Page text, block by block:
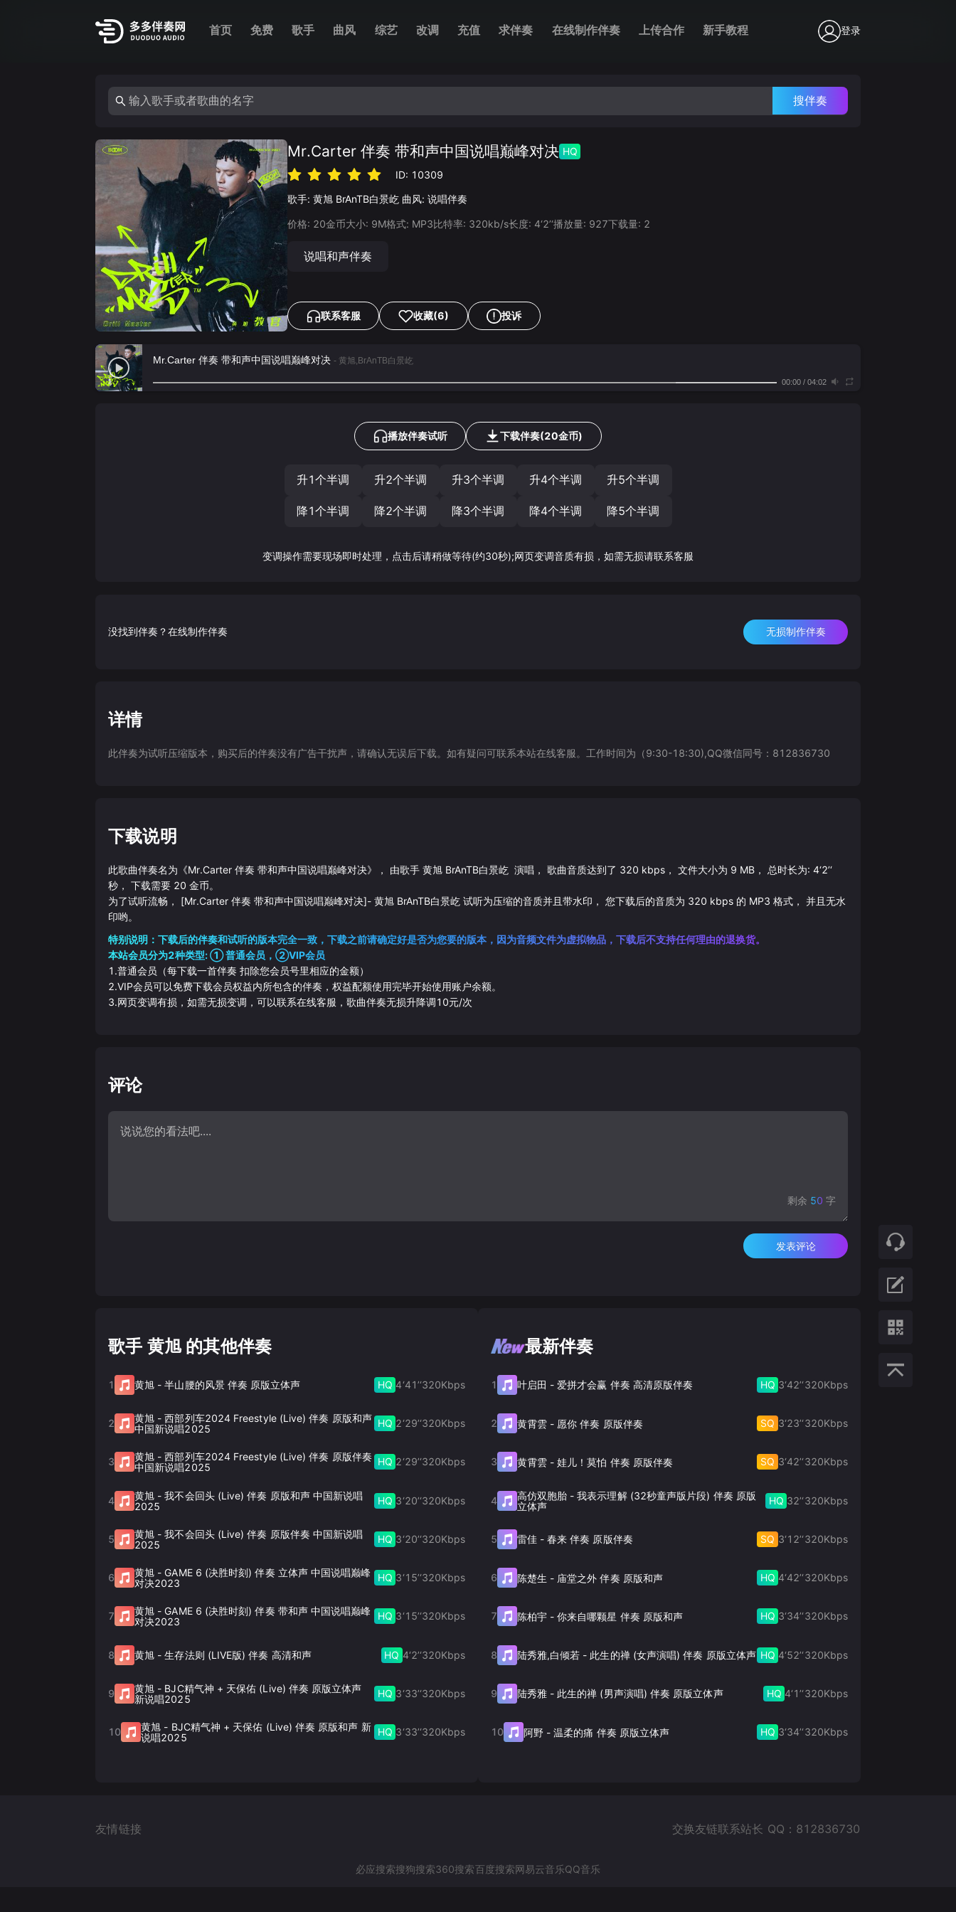
首页 免费 歌手 曲风 综艺 改调 充值 求伴奏 在线制作伴奏 上传合作 新手教程 登录
搜伴奏
Mr.Carter 伴奏 带和声中国说唱巅峰对决 HQ
ID: 10309
歌手: 黄旭 BrAnTB白景屹 曲风: 说唱伴奏
价格: 20金币大小: 9M格式: MP3比特率: 320kb/s长度: 4‘2’‘播放量: 927下载量: 2
说唱和声伴奏
联系客服 收藏(6) 投诉
Mr.Carter 伴奏 带和声中国说唱巅峰对决 - 黄旭,BrAnTB白景屹
00:00/ 04:02
播放伴奏试听 下载伴奏(20金币)
升1个半调 升2个半调 升3个半调 升4个半调 升5个半调
降1个半调 降2个半调 降3个半调 降4个半调 降5个半调
变调操作需要现场即时处理，点击后请稍做等待(约30秒);网页变调音质有损，如需无损请联系客服
没找到伴奏？在线制作伴奏 无损制作伴奏
详情
此伴奏为试听压缩版本，购买后的伴奏没有广告干扰声，请确认无误后下载。如有疑问可联系本站在线客服。工作时间为（9:30-18:30),QQ微信同号：812836730
下载说明
此歌曲伴奏名为《Mr.Carter 伴奏 带和声中国说唱巅峰对决》， 由歌手 黄旭 BrAnTB白景屹 演唱， 歌曲音质达到了 320 kbps， 文件大小为 9 MB， 总时长为: 4‘2’‘
秒， 下载需要 20 金币。
为了试听流畅， [Mr.Carter 伴奏 带和声中国说唱巅峰对决]- 黄旭 BrAnTB白景屹 试听为压缩的音质并且带水印， 您下载后的音质为 320 kbps 的 MP3 格式， 并且无水
印哟。
特别说明：下载后的伴奏和试听的版本完全一致，下载之前请确定好是否为您要的版本，因为音频文件为虚拟物品，下载后不支持任何理由的退换货。
本站会员分为2种类型: ① 普通会员，②VIP会员
1.普通会员（每下载一首伴奏 扣除您会员号里相应的金额）
2.VIP会员可以免费下载会员权益内所包含的伴奏，权益配额使用完毕开始使用账户余额。
3.网页变调有损，如需无损变调，可以联系在线客服，歌曲伴奏无损升降调10元/次
评论
剩余 50 字
发表评论
歌手 黄旭 的其他伴奏
1 黄旭 -半山腰的风景 伴奏 原版立体声 HQ 4‘41’‘320Kbps
2 黄旭 -西部列车2024 Freestyle (Live) 伴奏 原版和声
中国新说唱2025
HQ 2‘29’‘320Kbps
3 黄旭 -西部列车2024 Freestyle (Live) 伴奏 原版伴奏
中国新说唱2025
HQ 2‘29’‘320Kbps
4 黄旭 -我不会回头 (Live) 伴奏 原版和声 中国新说唱
2025
HQ 3‘20’‘320Kbps
5 黄旭 -我不会回头 (Live) 伴奏 原版伴奏 中国新说唱
2025
HQ 3‘20’‘320Kbps
6 黄旭 - GAME 6 (决胜时刻) 伴奏 立体声 中国说唱巅峰
对决2023
HQ 3‘15’‘320Kbps
7 黄旭 - GAME 6 (决胜时刻) 伴奏 带和声 中国说唱巅峰
对决2023
HQ 3‘15’‘320Kbps
8 黄旭 -生存法则 (LIVE版) 伴奏 高清和声 HQ 4‘2’‘320Kbps
9 黄旭 - BJC精气神 + 天保佑 (Live) 伴奏 原版立体声
新说唱2025
HQ 3‘33’‘320Kbps
10 黄旭 - BJC精气神 + 天保佑 (Live) 伴奏 原版和声 新
说唱2025
HQ 3‘33’‘320Kbps
最新伴奏
1 叶启田 -爱拼才会赢 伴奏 高清原版伴奏 HQ 3‘42’‘320Kbps
2 黄霄雲- 愿你 伴奏 原版伴奏 SQ 3‘23’‘320Kbps
3 黄霄雲-娃儿！莫怕 伴奏 原版伴奏 SQ 3‘42’‘320Kbps
4 高仿双胞胎 -我表示理解 (32秒童声版片段) 伴奏 原版
立体声
HQ 32’‘320Kbps
5 雷佳- 春来 伴奏 原版伴奏 SQ 3‘12’‘320Kbps
6 陈楚生 - 庙堂之外 伴奏 原版和声 HQ 4‘42’‘320Kbps
7 陈柏宇-你来自哪颗星 伴奏 原版和声 HQ 3‘34’‘320Kbps
8 陆秀雅,白倾若 - 此生的禅 (女声演唱) 伴奏 原版立体声 HQ 4‘52’‘320Kbps
9 陆秀雅- 此生的禅 (男声演唱) 伴奏 原版立体声 HQ 4‘1’‘320Kbps
10 阿野-温柔的痛 伴奏 原版立体声 HQ 3‘34’‘320Kbps
友情链接 交换友链联系站长 QQ：812836730
必应搜索搜狗搜索360搜索百度搜索网易云音乐QQ音乐